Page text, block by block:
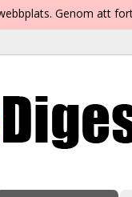
Genom att